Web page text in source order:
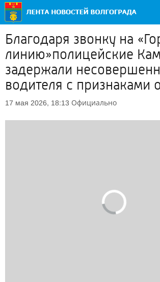
Благодаря звонку на
линию»полицейские
задержали
водителя с признаками
17 мая 2026, 18:13 Официально